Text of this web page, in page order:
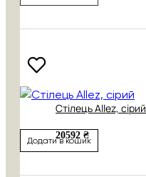
Стілець Allez, сірий
20592 ₴
Додати в кошик